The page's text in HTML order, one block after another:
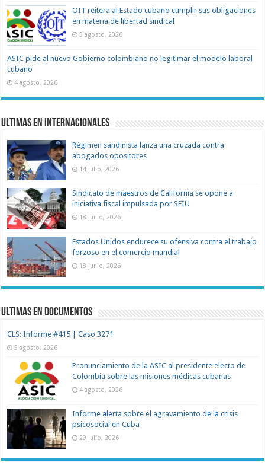
OIT reitera al Estado cubano cumplir sus obligaciones
en materia de libertad sindical
5 agosto, 2026
ASIC pide al nuevo Gobierno colombiano no legitimar el modelo laboral
cubano
4 agosto, 2026
Ultimas en Internacionales
Régimen sandinista lanza una cruzada contra
abogados opositores
14 julio, 2026
Sindicato de maestros de California se opone a
iniciativa fiscal impulsada por SEIU
18 junio, 2026
Estados Unidos endurece su ofensiva contra el trabajo
forzoso en el comercio mundial
18 junio, 2026
Ultimas en documentos
CLS: Informe #415 | Caso 3271
5 agosto, 2026
Pronunciamiento de la ASIC al presidente electo de
Colombia sobre las misiones médicas cubanas
4 agosto, 2026
Informe alerta sobre el agravamiento de la crisis
psicosocial en Cuba
29 julio, 2026